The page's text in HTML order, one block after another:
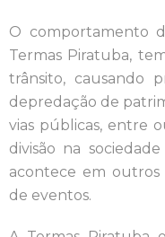
O comportamento
Termas Piratuba,
trânsito, causando
depredação de
vias públicas, entre
divisão na
acontece em outros
de eventos.